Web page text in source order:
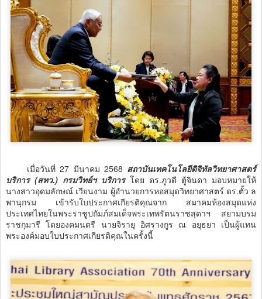
เมื่อวันที่ 27 มีนาคม 2568 สถาบันเทคโนโลยีดิจิทัลวิทยาศาสตร์
บริการ (สทว.) กรมวิทย์ฯ บริการโดย ดร.ภูวดี ตู้จินดา มอบหมายให้
นางสาวอุดมลักษณ์ เวียนงาม ผู้อำนวยการหอสมุดวิทยาศาสตร์ ดร.ตั้ว ล
พานุกรม เข้ารับใบประกาศเกียรติคุณจาก สมาคมห้องสมุดแห่ง
ประเทศไทยในพระราชูปถัมภ์สมเด็จพระเทพรัตนราชสุดาฯ สยามบรม
ราชกุมารี โดยองคมนตรี นายจิรายุ อิศรางกูร ณ อยุธยา เป็นผู้แทน
พระองค์มอบใบประกาศเกียรติคุณในครั้งนี้